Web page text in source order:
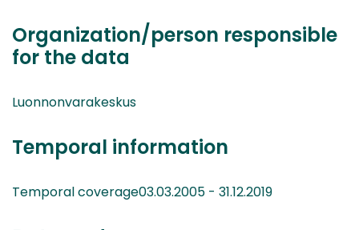
Organization/person responsible
for the data
Luonnonvarakeskus
Temporal information
Temporal coverage03.03.2005 - 31.12.2019